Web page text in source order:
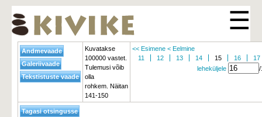
☰
Kuvatakse
100000 vastet.
Tulemusi võib
olla
rohkem. Näitan
141-150
<< Esimene < Eelmine
11
12 13 14 15 16
17
leheküljele
/